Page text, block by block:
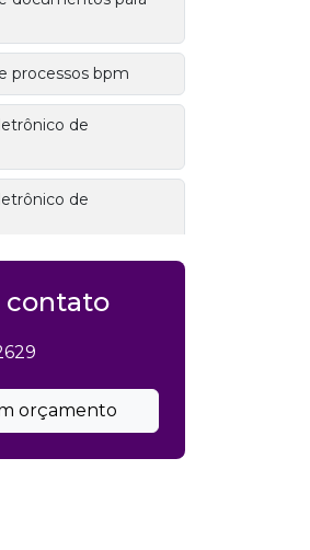
processos bpm
de
de
digitais
contato
orçamento